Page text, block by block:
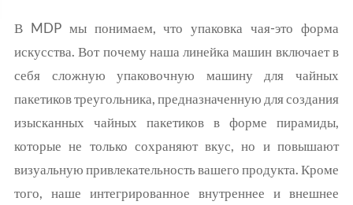
В MDP мы понимаем, что упаковка чая-это форма
искусства. Вот почему наша линейка машин включает в
себя сложную упаковочную машину для чайных
пакетиков треугольника, предназначенную для создания
изысканных чайных пакетиков в форме пирамиды,
которые не только сохраняют вкус, но и повышают
визуальную привлекательность вашего продукта. Кроме
того, наше интегрированное внутреннее и внешнее